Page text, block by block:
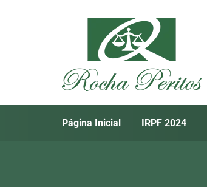
Página Inicial IRPF 2024